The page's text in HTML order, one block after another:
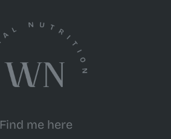
Find me here